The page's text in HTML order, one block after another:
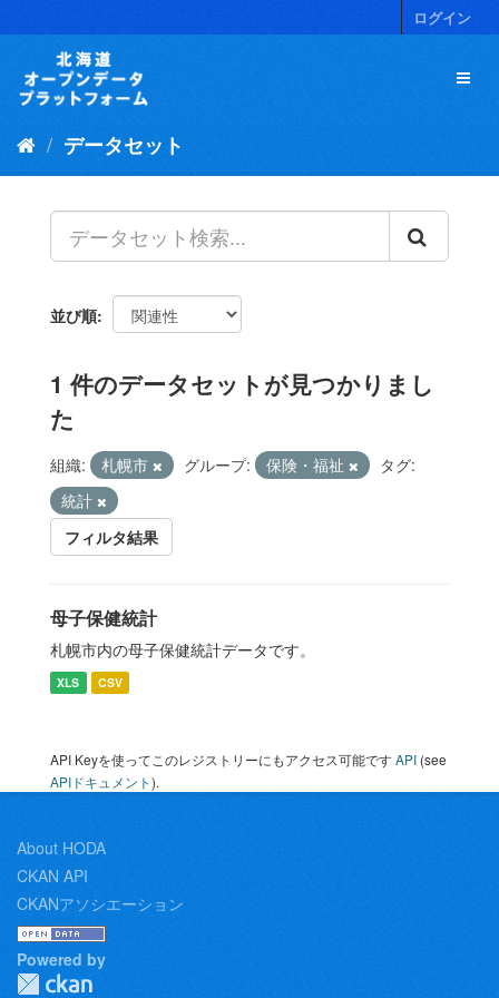
キ
ログイン
データセット
並び順
1 件のデータセットが見つかりまし
た
組織: 札幌市 グループ: 保険・福祉
タグ:
統計
フィルタ結果
母子保健統計
札幌市内の母子保健統計データです。
XLS CSV
API Keyを使ってこのレジストリーにもアクセス可能ですAPI (see
APIドキュメント).
About HODA
CKAN API
CKANアソシエーション
Powered by